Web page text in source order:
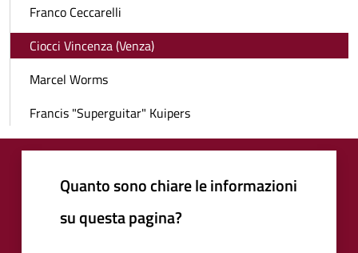
Franco Ceccarelli
Ciocci Vincenza (Venza)
Marcel Worms
Francis "Superguitar" Kuipers
Quanto sono chiare le informazioni
su questa pagina?